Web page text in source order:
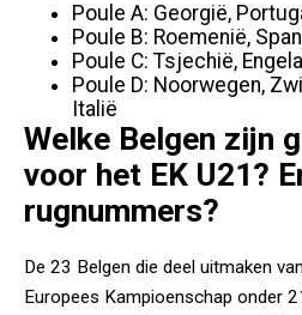
Poule A: Georgië,
Poule B: Roemenië,
Poule C: Tsjechië,
Poule D: Noorwegen,
Italië
Welke Belgen zijn
voor het EK U21?
rugnummers?
De 23 Belgen die deel uitmaken
Europees Kampioenschap onder